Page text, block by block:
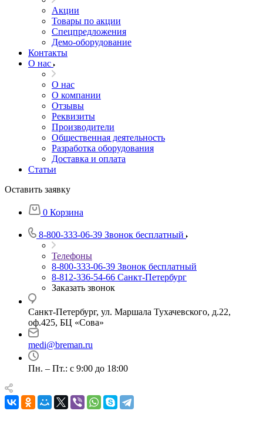
Акции
Товары по акции
Спецпредложения
Демо-оборудование
Контакты
О нас
О нас
О компании
Отзывы
Реквизиты
Производители
Общественная деятельность
Разработка оборудования
Доставка и оплата
Статьи
Оставить заявку
0 Корзина
8-800-333-06-39 Звонок бесплатный
Телефоны
8-800-333-06-39 Звонок бесплатный
8-812-336-54-66 Санкт-Петербург
Заказать звонок
Санкт-Петербург, ул. Маршала Тухачевского, д.22,
оф.425, БЦ «Сова»
medi@breman.ru
Пн. – Пт.: с 9:00 до 18:00